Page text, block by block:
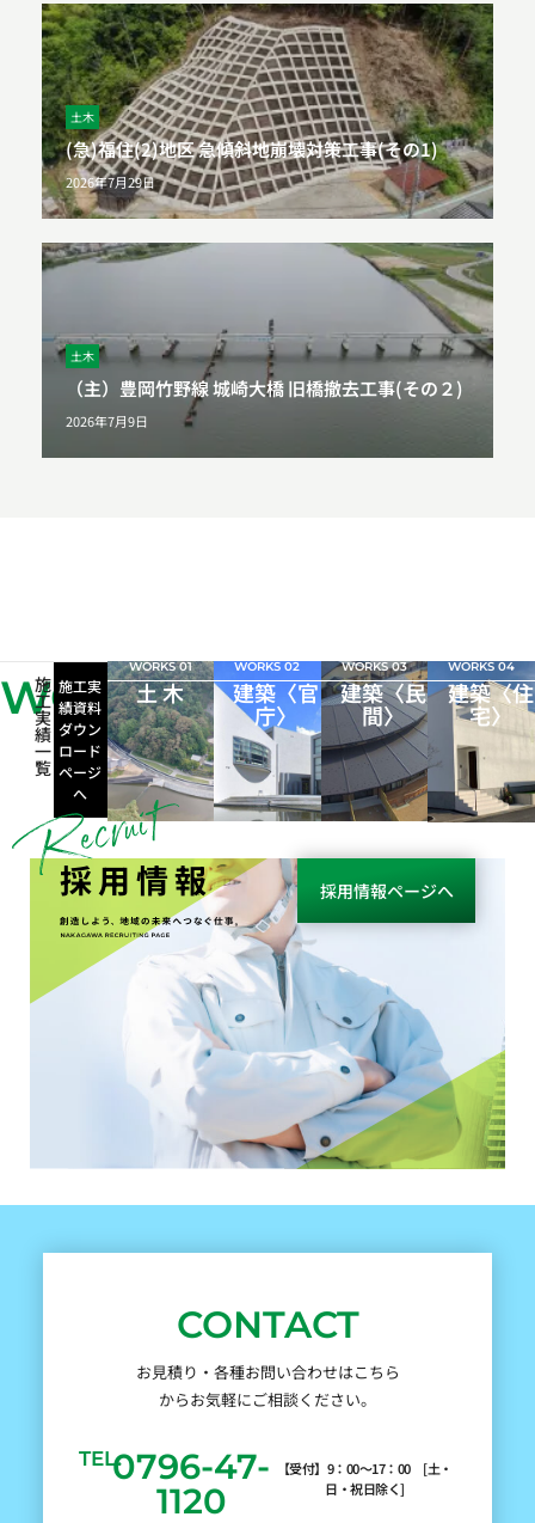
土木
(急)福住(2)地区 急傾斜地崩壊対策工事(その1)
2026年7月29日
土木
（主）豊岡竹野線 城崎大橋 旧橋撤去工事(その２)
2026年7月9日
WORKS
施
工
実
績
一
覧
施工実
績資料
ダウン
ロード
ページ
へ
WORKS 01
土 木
WORKS 02
建築〈官
庁〉
WORKS 03
建築〈民
間〉
WORKS 04
建築〈住
宅〉
採用情報 採用情報ページへ
CONTACT
お見積り・各種お問い合わせはこちら
からお気軽にご相談ください。
TEL.0796-47-
1120
【受付】9：00～17：00 [土・
日・祝日除く]